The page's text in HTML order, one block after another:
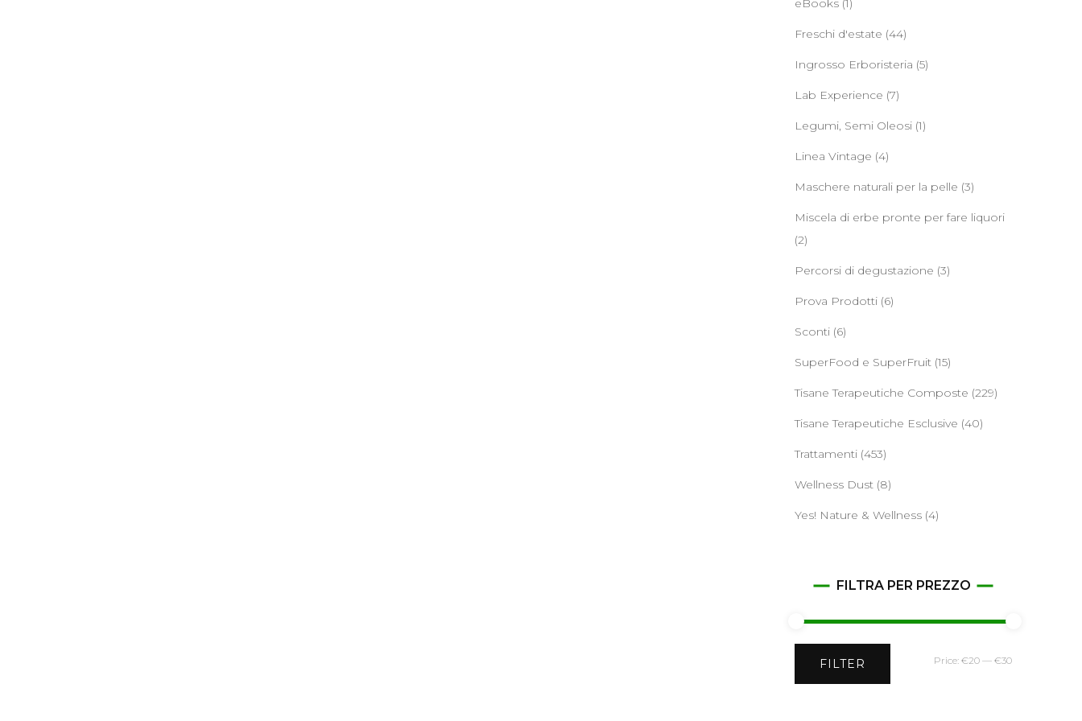
eBooks (1)
Freschi d'estate (44)
Ingrosso Erboristeria (5)
Lab Experience (7)
Legumi, Semi Oleosi (1)
Linea Vintage (4)
Maschere naturali per la pelle (3)
Miscela di erbe pronte per fare liquori
(2)
Percorsi di degustazione (3)
Prova Prodotti (6)
Sconti (6)
SuperFood e SuperFruit (15)
Tisane Terapeutiche Composte (229)
Tisane Terapeutiche Esclusive (40)
Trattamenti (453)
Wellness Dust (8)
Yes! Nature & Wellness (4)
FILTRA PER PREZZO
Min
Max
FILTER Price: €20 — €30